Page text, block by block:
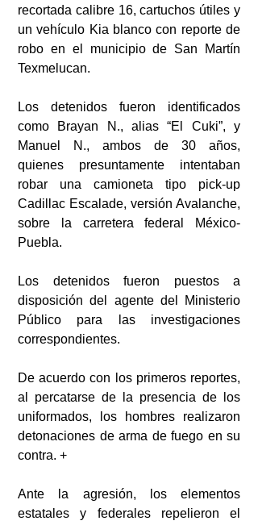
recortada calibre 16, cartuchos útiles y
un vehículo Kia blanco con reporte de
robo en el municipio de San Martín
Texmelucan.
Los detenidos fueron identificados
como Brayan N., alias “El Cuki”, y
Manuel N., ambos de 30 años,
quienes presuntamente intentaban
robar una camioneta tipo pick-up
Cadillac Escalade, versión Avalanche,
sobre la carretera federal México-
Puebla.
Los detenidos fueron puestos a
disposición del agente del Ministerio
Público para las investigaciones
correspondientes.
De acuerdo con los primeros reportes,
al percatarse de la presencia de los
uniformados, los hombres realizaron
detonaciones de arma de fuego en su
contra. +
Ante la agresión, los elementos
estatales y federales repelieron el